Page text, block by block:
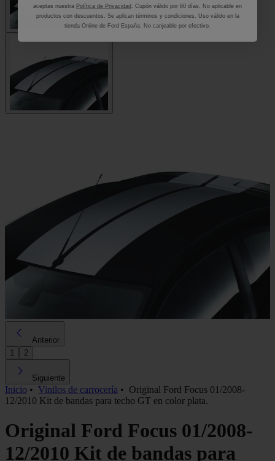
Anterior
1
2
Siguiente
Inicio • Vinilos de carrocería • Original Ford Focus 01/2008-
12/2010 Kit de bandas para techo GT en color plata.
Original Ford Focus 01/2008-
12/2010 Kit de bandas para
aceptas nuestra Política de Privacidad . Cupón válido por 60 días. No aplicable en
productos con descuentos. Se aplican términos y condiciones. Uso válido en la
tienda Online de Ford España. No canjeable por efectivo.